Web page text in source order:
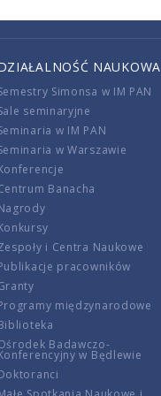
NAUKOWA
Simonsa w IM PAN
seminaryjne
w IM PAN
w Warszawie
Banacha
i Centra Naukowe
pracowników
międzynarodowe
Badawczo-
w Będlewie